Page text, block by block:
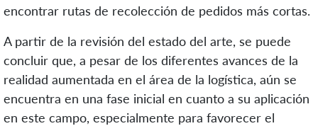
encontrar rutas de recolección de pedidos más cortas.
A partir de la revisión del estado del arte, se puede
concluir que, a pesar de los diferentes avances de la
realidad aumentada en el área de la logística, aún se
encuentra en una fase inicial en cuanto a su aplicación
en este campo, especialmente para favorecer el